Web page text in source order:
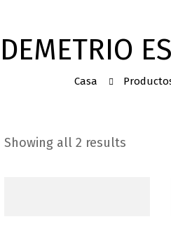
DEMETRIO
Casa
Showing all 2 results